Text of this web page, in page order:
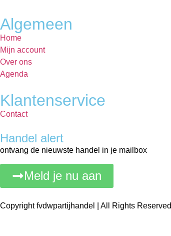
Algemeen
Home
Mijn account
Over ons
Agenda
Klantenservice
Contact
Handel alert
ontvang de nieuwste handel in je mailbox
Meld je nu aan
Copyright fvdwpartijhandel | All Rights Reserved